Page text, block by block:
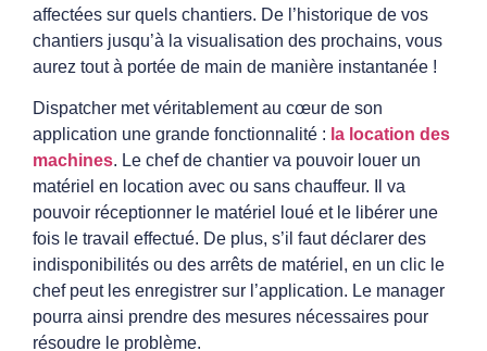
affectées sur quels chantiers. De l’historique de vos
chantiers jusqu’à la visualisation des prochains, vous
aurez tout à portée de main de manière instantanée !
Dispatcher met véritablement au cœur de son
application une grande fonctionnalité : la location des
machines. Le chef de chantier va pouvoir louer un
matériel en location avec ou sans chauffeur. Il va
pouvoir réceptionner le matériel loué et le libérer une
fois le travail effectué. De plus, s’il faut déclarer des
indisponibilités ou des arrêts de matériel, en un clic le
chef peut les enregistrer sur l’application. Le manager
pourra ainsi prendre des mesures nécessaires pour
résoudre le problème.